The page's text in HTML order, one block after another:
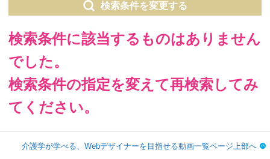
検索条件を変更する
検索条件に該当するものはありません
でした。
検索条件の指定を変えて再検索してみ
てください。
介護学が学べる、Webデザイナーを目指せる動画一覧ページ上部へ